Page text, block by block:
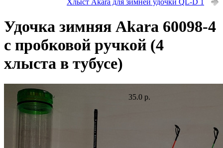
Хлыст Akara для зимней удочки QL-D 1
Удочка зимняя Akara 60098-4
с пробковой ручкой (4
хлыста в тубусе)
35.0 р.